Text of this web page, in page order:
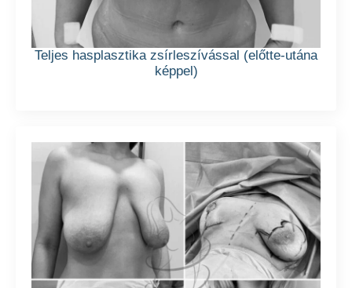
Teljes hasplasztika zsírleszívással (előtte-utána
képpel)